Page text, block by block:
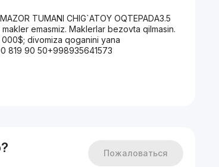
TUMANI CHIG`ATOY OQTEPADA3.5
emasmiz. Maklerlar bezovta qilmasin.
divomiza qoganini yana
819 90 50+998935641573
Пожаловаться